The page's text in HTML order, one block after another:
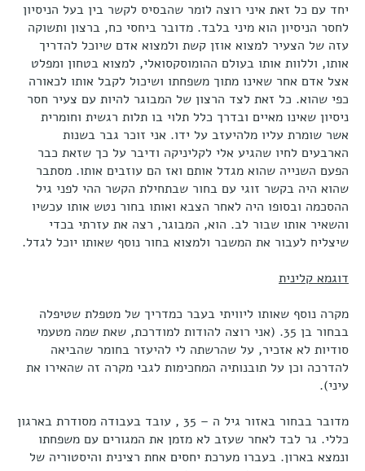
יחד עם כל זאת איני רוצה לומר שהבסיס לקשר בין בעל הניסיון
לחסר הניסיון הוא מיני בלבד. מדובר ביחסי כח, ברצון ותשוקה
עזה של הצעיר למצוא אוזן קשת ולמצוא אדם שיוכל להדריך
אותו, וללוות אותו בעולם ההומוסקסואלי, למצוא בטחון ומפלט
אצל אדם אחר שאינו מתוך משפחתו ושיכול לקבל אותו לכאורה
כפי שהוא. כל זאת לצד הרצון של המבוגר להיות עם צעיר חסר
ניסיון שאינו מאיים ובדרך כלל תלוי בו תלות רגשית וחומרית
אשר שומרת עליו מלהיעזב על ידו. אני זוכר גבר בשנות
הארבעים לחיו שהגיע אלי לקליניקה ודיבר על כך שזאת כבר
הפעם השנייה שהוא מגדל אותם ואז הם עוזבים אותו. מסתבר
שהוא היה בקשר זוגי עם בחור שבתחילת הקשר ההי לפני גיל
ההסכמה ובסופו היה לאחר הצבא ואותו בחור נטש אותו עכשיו
והשאיר אותו שבור לב. הוא, המבוגר, רצה את עזרתי בכדי
שיצליח לעבור את המשבר ולמצוא בחור נוסף שאותו יוכל לגדל.
דוגמא קלינית
מקרה נוסף שאותו ליוויתי בעבר כמדריך של מטפלת שטיפלה
בבחור בן 35. (אני רוצה להודות למודרכת, שאת שמה מטעמי
סודיות לא אזכיר, על שהרשתה לי להיעזר בחומר שהביאה
להדרכה וכן על תובנותיה המחכימות לגבי מקרה זה שהאירו את
עיני).
מדובר בבחור באזור גיל ה – 35 , עובד בעבודה מסודרת בארגון
כללי. גר לבד לאחר שעזב לא מזמן את המגורים עם משפחתו
ונמצא בארון. בעברו מערכת יחסים אחת רצינית והיסטוריה של